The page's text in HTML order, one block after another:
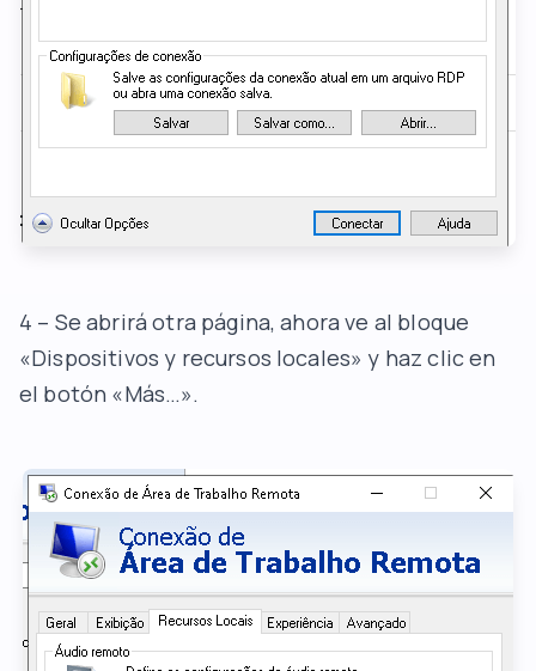
4 – Se abrirá otra página, ahora ve al bloque
«Dispositivos y recursos locales» y haz clic en
el botón «Más…».